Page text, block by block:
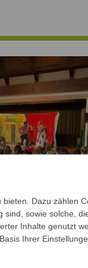
Dazu zählen
sowie solche,
Inhalte genutzt
Ihrer